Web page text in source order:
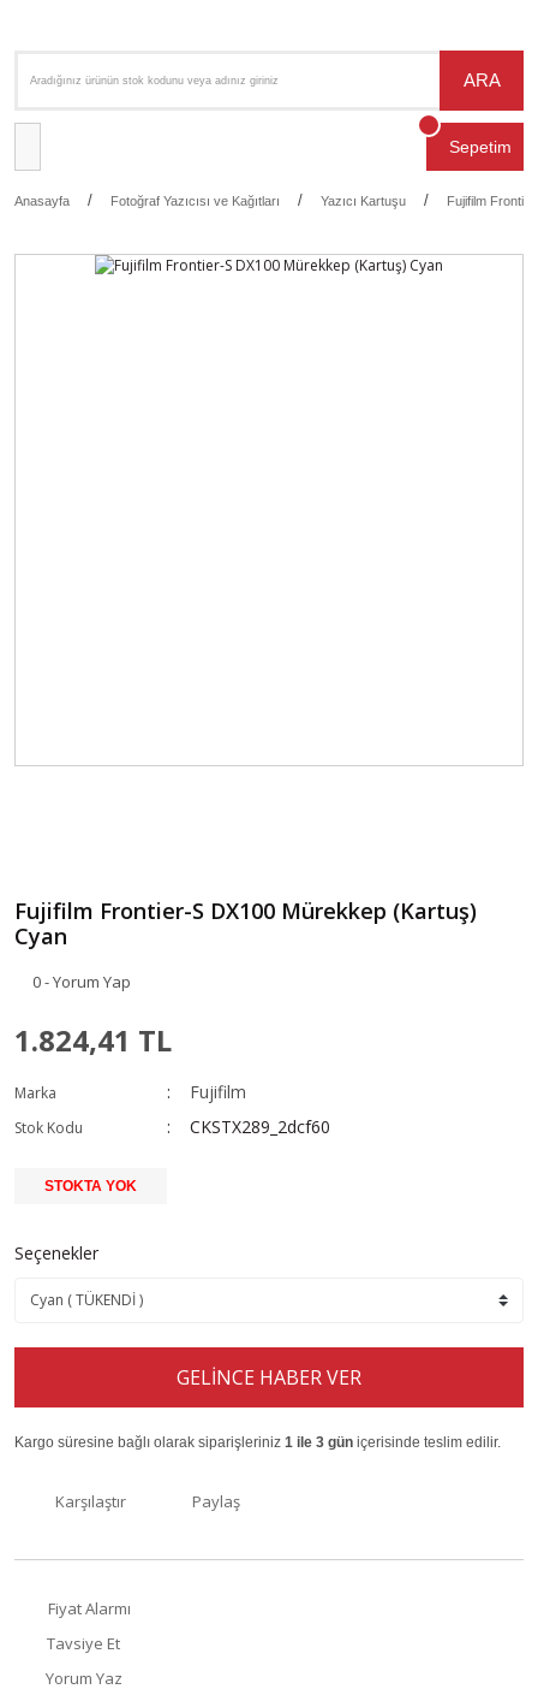
ARA
Sepetim
Anasayfa Fotoğraf Yazıcısı ve Kağıtları Yazıcı Kartuşu Fujifilm
Fujifilm Frontier-S DX100 Mürekkep (Kartuş)
Cyan
0 - Yorum Yap
1.824,41 TL
Marka Fujifilm
Stok Kodu CKSTX289_2dcf60
STOKTA YOK
Seçenekler
GELİNCE HABER VER
Kargo süresine bağlı olarak siparişleriniz 1 ile 3 gün içerisinde teslim edilir.
Karşılaştır Paylaş
Fiyat Alarmı
Tavsiye Et
Yorum Yaz